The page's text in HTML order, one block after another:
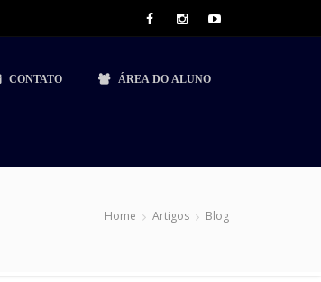
CONTATO ÁREA DO ALUNO
Home Artigos Blog